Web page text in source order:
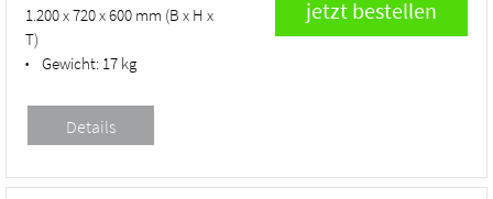
1.200 x 720 x 600 mm (B x H x
T)
• Gewicht: 17 kg